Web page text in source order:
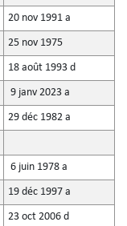
20 nov 1991 a
25 nov 1975
18 août 1993 d
9 janv 2023 a
29 déc 1982 a
6 juin 1978 a
19 déc 1997 a
23 oct 2006 d